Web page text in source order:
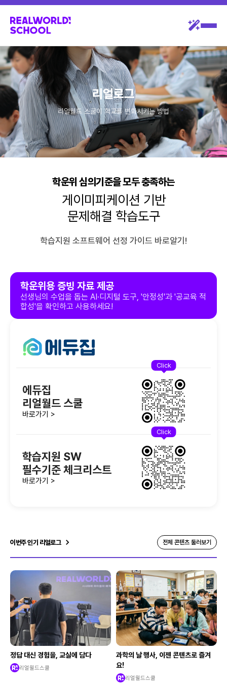
리얼로그
리얼월드 스쿨이 학교를 변화시키는 방법
학운위 심의기준을 모두 충족하는
게이미피케이션 기반
문제해결 학습도구
학습지원 소프트웨어 선정 가이드 바로알기!
학운위용 증빙 자료 제공
선생님의 수업을 돕는 AI·디지털 도구, '안정성'과 '공교육 적
합성'을 확인하고 사용하세요!
에듀집
리얼월드 스쿨
바로가기 >
Click
학습지원 SW
필수기준 체크리스트
바로가기 >
Click
이번주 인기 리얼로그 전체 콘텐츠 둘러보기
정답 대신 경험을, 교실에 담다
리얼월드스쿨
과학의 날 행사, 이젠 콘텐츠로 즐겨
요!
리얼월드스쿨